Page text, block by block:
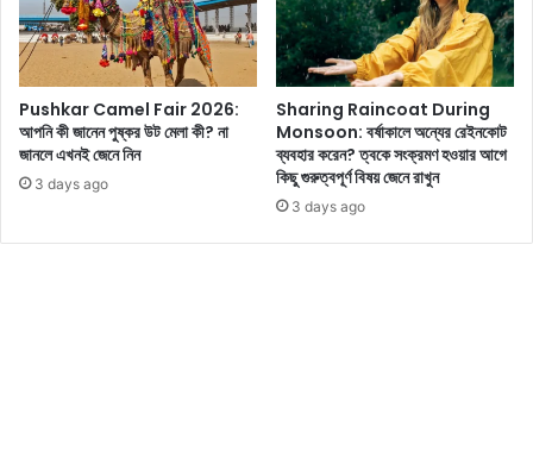
জে
নে
নি
ন
Pushkar Camel Fair 2026:
আপনি কী জানেন পুষ্কর উট মেলা কী? না
জানলে এখনই জেনে নিন
3 days ago
Sharing Raincoat During
Monsoon: বর্ষাকালে অন্যের রেইনকোট
ব্যবহার করেন? ত্বকে সংক্রমণ হওয়ার আগে
কিছু গুরুত্বপূর্ণ বিষয় জেনে রাখুন
3 days ago